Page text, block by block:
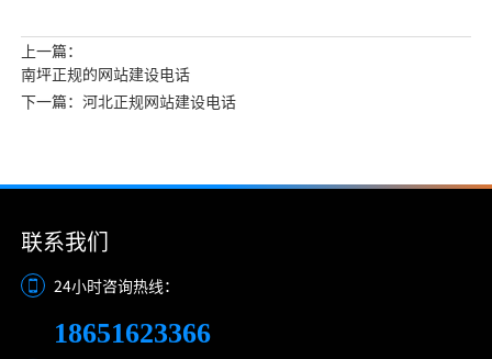
上一篇：
南坪正规的网站建设电话
下一篇：河北正规网站建设电话
联系我们
24小时咨询热线：
18651623366